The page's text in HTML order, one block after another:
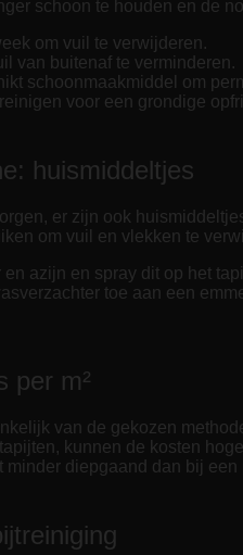
schoon te houden en de
om vuil te verwijderen.
van buitenaf te verminderen.
schoonmaakmiddel om
voor een grondige
huismiddeltjes
er zijn ook
om vuil en vlekken te
azijn en spray dit op het
toe aan een
per m²
van de gekozen
kunnen de kosten
diepgaand dan bij